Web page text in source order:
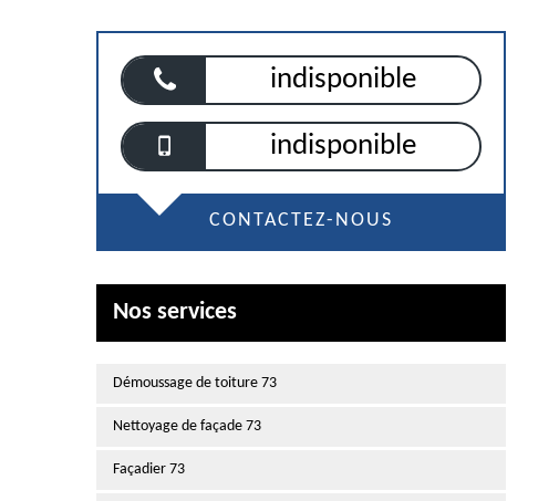
indisponible
indisponible
CONTACTEZ-NOUS
Nos services
Démoussage de toiture 73
Nettoyage de façade 73
Façadier 73